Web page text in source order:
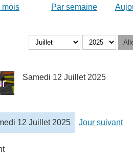
mois Par semaine
Samedi 12 Juillet 2025
12 Juillet 2025 Jour suivant